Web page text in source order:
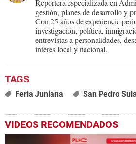
Reportera especializada en
gestión, planes de desarrollo y
Con 25 años de experiencia
investigación, política,
entrevistas a personalidades,
interés local y nacional.
Feria Juniana San Pedro Sula
VIDEOS RECOMENDADOS